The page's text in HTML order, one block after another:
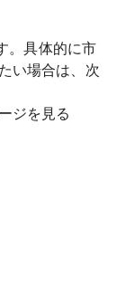
。具体的に市
い場合は、次
ジを見る